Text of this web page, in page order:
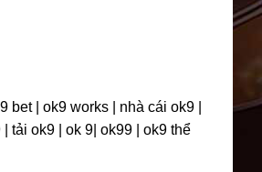
bet | ok9 works | nhà cái ok9 |
tải ok9 | ok 9| ok99 | ok9 thể